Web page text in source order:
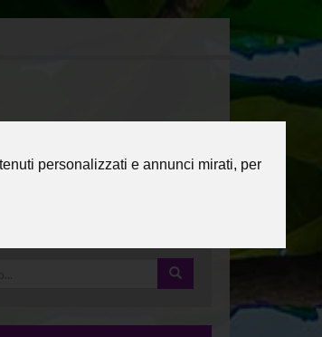
personalizzati e annunci mirati, per